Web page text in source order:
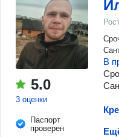
5.0
3 оценки
Паспорт
проверен
В